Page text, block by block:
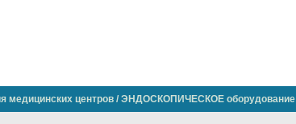
медицинских центров / ЭНДОСКОПИЧЕСКОЕ оборудование